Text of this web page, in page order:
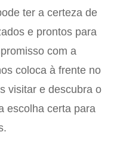
ter a certeza de
e prontos para
com a
coloca à frente no
visitar e descubra o
escolha certa para